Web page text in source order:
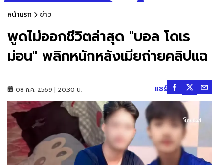
หน้าแรก ข่าว
พูดไม่ออกชีวิตล่าสุด "บอล โดเร
ม่อน" พลิกหนักหลังเมียถ่ายคลิปแฉ
08 ก.ค. 2569 | 20:30 น. แชร์